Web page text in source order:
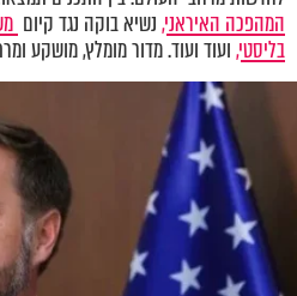
המהפכה האיראני,נשיא בוקה נגד קיום
בליסטי,ועוד ועוד. מדור מומלץ, מושקע